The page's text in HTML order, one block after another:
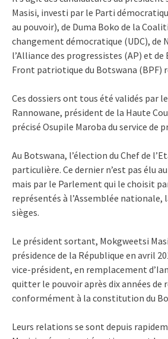
Masisi, investi par le Parti
au pouvoir), de Duma Boko de la
changement démocratique (UDC), de
l’Alliance des progressistes (AP) et
Front patriotique du Botswana (BPF)
Ces dossiers ont tous été validés par
Rannowane, président de la Haute
précisé Osupile Maroba du service de
Au Botswana, l’élection du Chef de
particulière. Ce dernier n’est pas élu
mais par le Parlement qui le choisit
représentés à l’Assemblée nationale,
sièges.
Le président sortant, Mokgweetsi
présidence de la République en avril
vice-président, en remplacement
quitter le pouvoir après dix années de
conformément à la constitution du
Leurs relations se sont depuis